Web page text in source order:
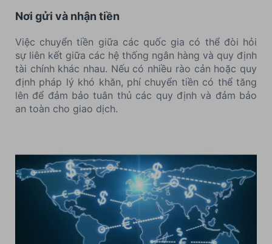
Nơi gửi và nhận tiền
Việc chuyển tiền giữa các quốc gia có thể đòi hỏi
sự liên kết giữa các hệ thống ngân hàng và quy định
tài chính khác nhau. Nếu có nhiều rào cản hoặc quy
định pháp lý khó khăn, phí chuyển tiền có thể tăng
lên để đảm bảo tuân thủ các quy định và đảm bảo
an toàn cho giao dịch.